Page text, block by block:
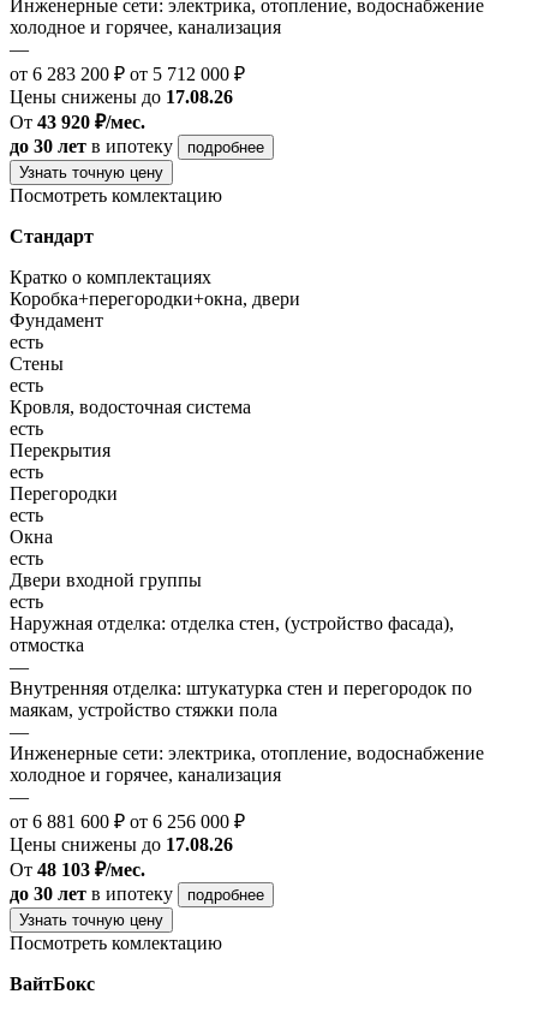
Инженерные сети: электрика, отопление, водоснабжение
холодное и горячее, канализация
—
от 6 283 200 ₽ от 5 712 000 ₽
Цены снижены до 17.08.26
От 43 920 ₽/мес.
до 30 лет в ипотеку
подробнее
Узнать точную цену
Посмотреть комлектацию
Стандарт
Кратко о комплектациях
Коробка+перегородки+окна, двери
Фундамент
есть
Стены
есть
Кровля, водосточная система
есть
Перекрытия
есть
Перегородки
есть
Окна
есть
Двери входной группы
есть
Наружная отделка: отделка стен, (устройство фасада),
отмостка
—
Внутренняя отделка: штукатурка стен и перегородок по
маякам, устройство стяжки пола
—
Инженерные сети: электрика, отопление, водоснабжение
холодное и горячее, канализация
—
от 6 881 600 ₽ от 6 256 000 ₽
Цены снижены до 17.08.26
От 48 103 ₽/мес.
до 30 лет в ипотеку
подробнее
Узнать точную цену
Посмотреть комлектацию
ВайтБокс